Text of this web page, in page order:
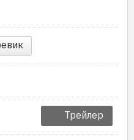
Трейлер